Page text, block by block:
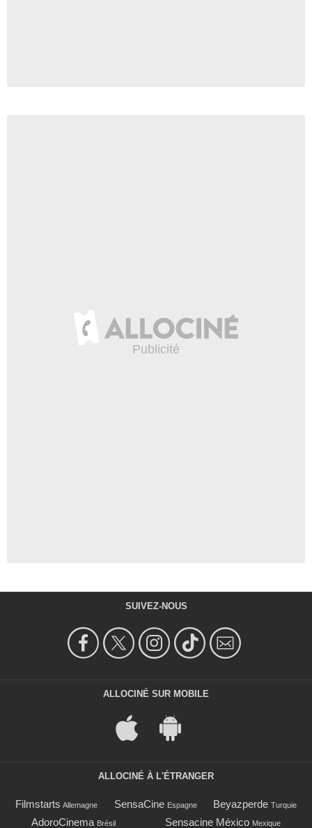
SUIVEZ-NOUS
ALLOCINÉ SUR MOBILE
ALLOCINÉ À L'ÉTRANGER
Filmstarts Allemagne SensaCine Espagne Beyazperde Turquie
AdoroCinema Brésil Sensacine México Mexique